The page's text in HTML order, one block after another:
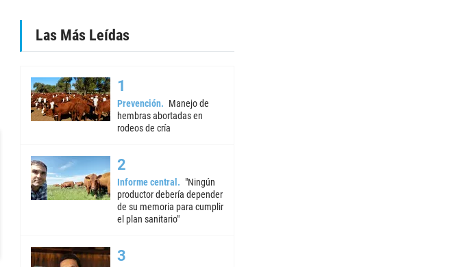
Las Más Leídas
Prevención
Manejo de
hembras abortadas en
rodeos de cría
Informe central
"Ningún
productor debería depender
de su memoria para cumplir
el plan sanitario"